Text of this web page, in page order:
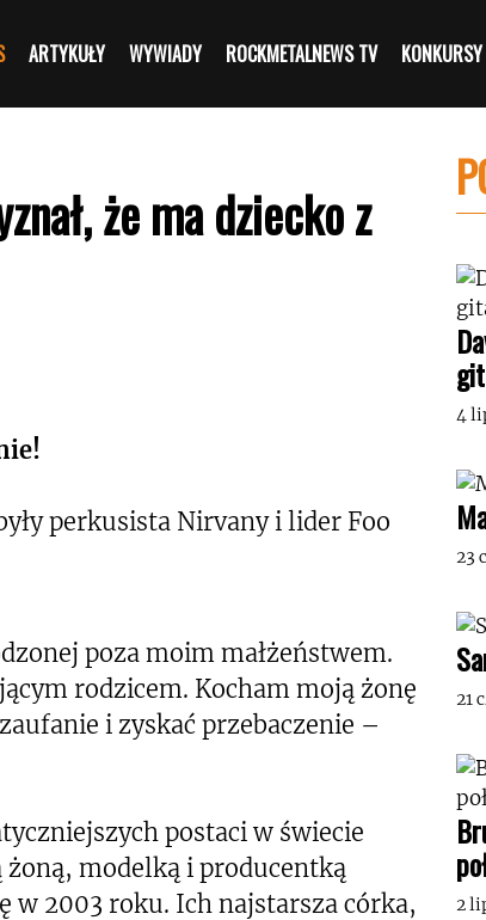
ARTYKUŁY WYWIADY ROCKMETALNEWS TV KONKURSY
że ma dziecko z
perkusista Nirvany i lider Foo
poza moim małżeństwem.
rodzicem. Kocham moją żonę
i zyskać przebaczenie –
postaci w świecie
modelką i producentką
w 2003 roku. Ich najstarsza córka,
4
23
21
2